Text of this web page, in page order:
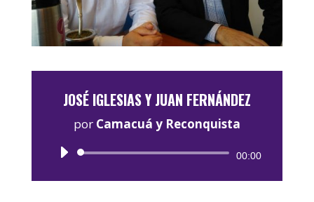
JOSÉ IGLESIAS Y JUAN FERNÁNDEZ
por Camacuá y Reconquista
Reproductor
00:00